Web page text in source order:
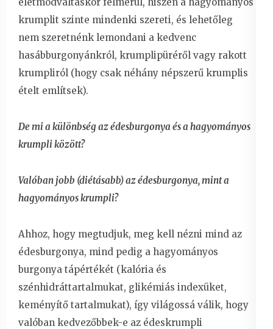
krumplit szinte mindenki szereti, és lehetőleg
nem szeretnénk lemondani a kedvenc
hasábburgonyánkról, krumplipüréről vagy rakott
krumpliról (hogy csak néhány népszerű krumplis
ételt említsek).
De mi a különbség az édesburgonya és a hagyományos
krumpli között?
Valóban jobb (diétásabb) az édesburgonya, mint a
hagyományos krumpli?
Ahhoz, hogy megtudjuk, meg kell nézni mind az
édesburgonya, mind pedig a hagyományos
burgonya tápértékét (kalória és
szénhidráttartalmukat, glikémiás indexüket,
keményítő tartalmukat), így világossá válik, hogy
valóban kedvezőbbek-e az édeskrumpli